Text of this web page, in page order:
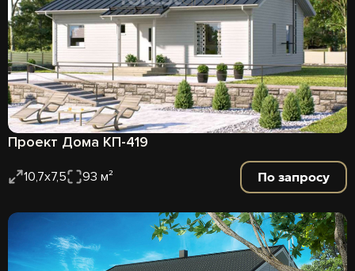
Проект Дома КП-419
10,7х7,5 93 м² По запросу